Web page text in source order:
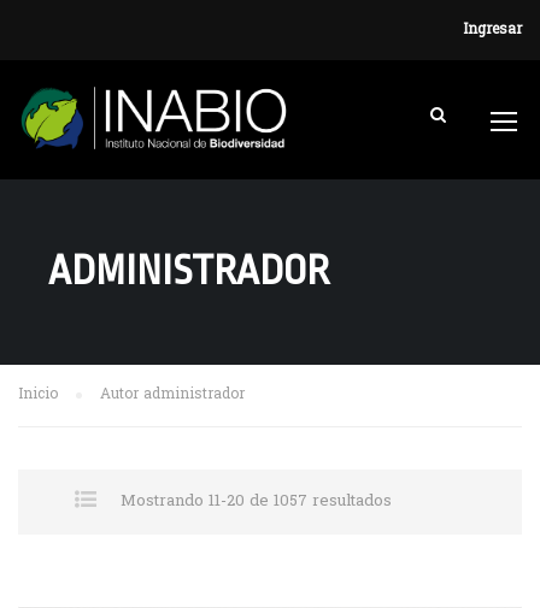
Ingresar
ADMINISTRADOR
Inicio Autor administrador
Mostrando 11-20 de 1057 resultados